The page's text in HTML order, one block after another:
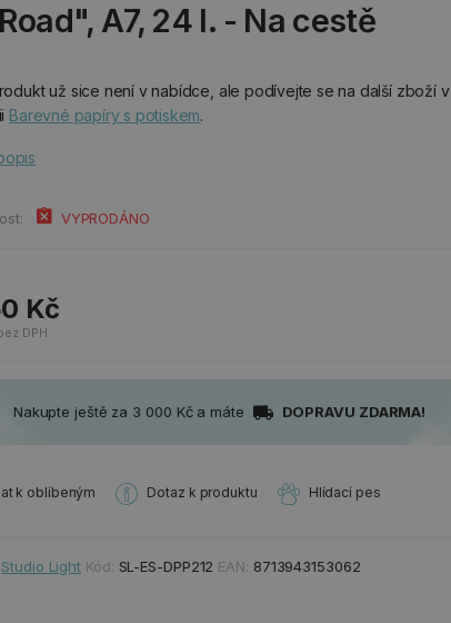
A7, 24 l. - Na cestě
už sice není v nabídce, ale podívejte se na další zboží v
Barevné papíry s potiskem.
VYPRODÁNO
Kč
DPH
Nakupte ještě za 3 000 Kč a máte DOPRAVU ZDARMA!
k oblíbeným Dotaz k produktu Hlídací pes
Studio Light Kód: SL-ES-DPP212 EAN: 8713943153062